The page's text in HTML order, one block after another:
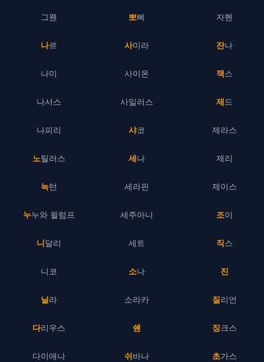
그웬
나르
나미
나서스
나피리
노틸러스
녹턴
누누와 윌럼프
니달리
니코
닐라
다리우스
다이애나
뽀삐
사미라
사이온
사일러스
샤코
세나
세라핀
세주아니
세트
소나
소라카
쉔
쉬바나
자헨
잔나
잭스
제드
제라스
제리
제이스
조이
직스
진
질리언
징크스
초가스